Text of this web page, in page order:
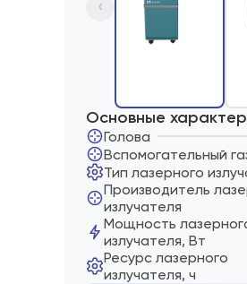
‹
Основные
Голова
Вспомогательный
Тип лазерного
Производитель
излучателя
Мощность
излучателя, Вт
Ресурс лазерного
излучателя, ч